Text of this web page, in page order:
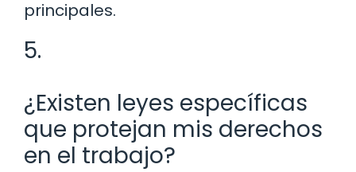
principales.
5.
¿Existen leyes específicas
que protejan mis derechos
en el trabajo?